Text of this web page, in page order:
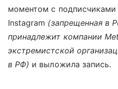
моментом с подписчиками
Instagram (запрещенная в
принадлежит компании
экстремистской
в РФ) и выложила запись.